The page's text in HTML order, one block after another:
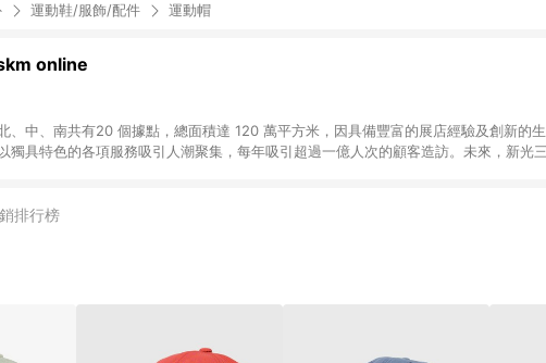
運動鞋/服飾/配件 運動帽
online
、中、南共有20 個據點，總面積達 120 萬平方米，因具備豐富的展店經驗及創新的生
獨具特色的各項服務吸引人潮聚集，每年吸引超過一億人次的顧客造訪。未來，新光
排行榜